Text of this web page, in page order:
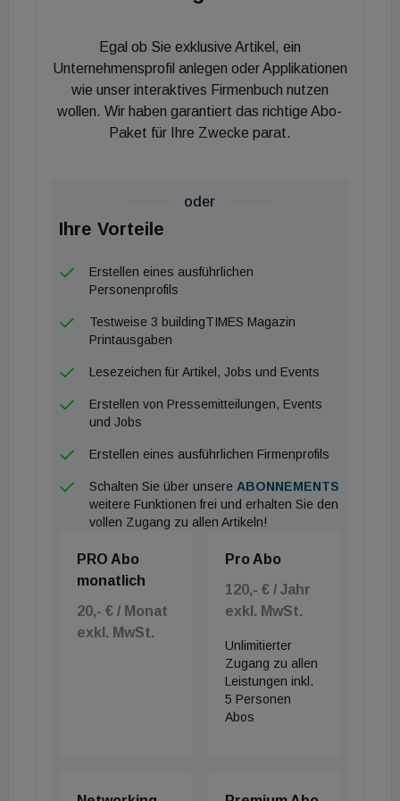
für Baukultur und die Bauwirtschaft? Wie sehen
neue Konzepte für Bestand und Neubau aus?
Diesen und weiteren wichtigen Fragen zu einer
nachhaltigen, lebenszyklusorientierten Architektur
Group unter der Führung von Branchenexpertin
Ruth Schiffmann, nachgehen. Den einstündigen
geschäftsführender Vorstand der DGNB und
Thomas Auer, Professor für Gebäudetechnologie
und klimagerechtes Bauen an der TU München
sowie Geschäftsleitung von Transsolar moderiert
Tim Westphal, Baufachjournalist für Bausoftware,
BIM und digitale Planungsmethoden.
Egal ob Sie exklusive Artikel, ein
Unternehmensprofil anlegen oder Applikationen
wie unser interaktives Firmenbuch nutzen
wollen. Wir haben garantiert das richtige Abo-
Paket für Ihre Zwecke parat.
oder
Ihre Vorteile
Erstellen eines ausführlichen
Personenprofils
Testweise 3 buildingTIMES Magazin
Printausgaben
Lesezeichen für Artikel, Jobs und Events
Erstellen von Pressemitteilungen, Events
und Jobs
Erstellen eines ausführlichen Firmenprofils
Schalten Sie über unsere ABONNEMENTS
weitere Funktionen frei und erhalten Sie den
vollen Zugang zu allen Artikeln!
PRO Abo
monatlich
20,- € / Monat
exkl. MwSt.
Pro Abo
120,- € / Jahr
exkl. MwSt.
Unlimitierter
Zugang zu allen
Leistungen inkl.
5 Personen
Abos